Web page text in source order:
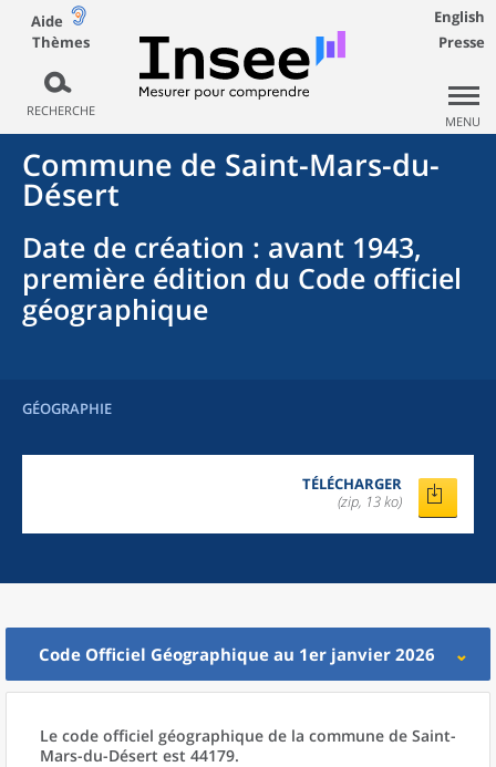
Aide
Thèmes
RECHERCHE
English
Presse
MENU
Commune de Saint-Mars-du-
Désert
Date de création : avant 1943,
première édition du Code officiel
géographique
GÉOGRAPHIE
TÉLÉCHARGER
(zip, 13 ko)
Code Officiel Géographique au 1er janvier 2026
Le code officiel géographique de la commune de Saint-
Mars-du-Désert est 44179.